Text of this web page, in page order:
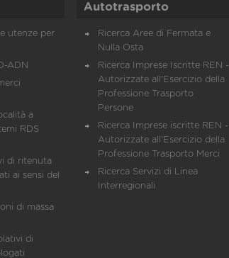
utenze per
ADN
a
RDS
di ritenuta
ai sensi del
di massa
di
Autotrasporto
Ricerca Aree di Fermata e
Nulla Osta
Ricerca Imprese Iscritte REN -
Autorizzate all'Esercizio della
Professione Trasporto
Persone
Ricerca Imprese iscritte REN -
Autorizzate all'Esercizio della
Professione Trasporto Merci
Ricerca Servizi di Linea
Interregionali